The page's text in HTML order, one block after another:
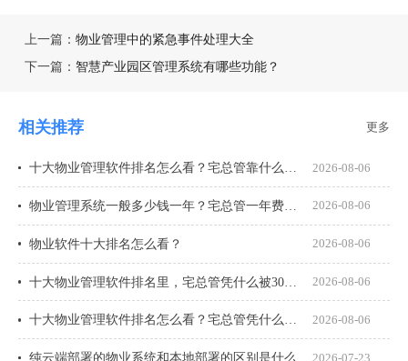
上一篇： 物业管理中的紧急事件处理大全
下一篇： 智慧产业园区管理系统有哪些功能？
相关推荐 更多
2026-08-06
2026-08-06
物业软件十大排名怎么看？ 2026-08-06
2026-08-06
十大物业管理软件排名怎么看？宅总管凭什么能进榜？ 2026-08-06
纯云端部署的物业系统和本地部署的区别是什么 2026-07-23